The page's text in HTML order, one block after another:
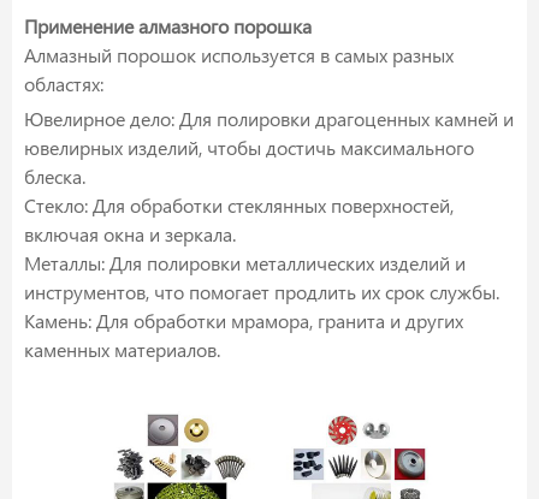
Применение алмазного порошка
Алмазный порошок используется в самых разных
областях:
Ювелирное дело: Для полировки драгоценных камней и
ювелирных изделий, чтобы достичь максимального
блеска.
Стекло: Для обработки стеклянных поверхностей,
включая окна и зеркала.
Металлы: Для полировки металлических изделий и
инструментов, что помогает продлить их срок службы.
Камень: Для обработки мрамора, гранита и других
каменных материалов.